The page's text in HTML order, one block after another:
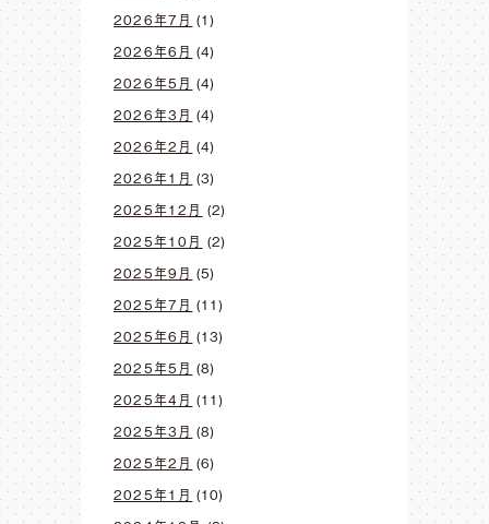
2026年7月 (1)
2026年6月 (4)
2026年5月 (4)
2026年3月 (4)
2026年2月 (4)
2026年1月 (3)
2025年12月 (2)
2025年10月 (2)
2025年9月 (5)
2025年7月 (11)
2025年6月 (13)
2025年5月 (8)
2025年4月 (11)
2025年3月 (8)
2025年2月 (6)
2025年1月 (10)